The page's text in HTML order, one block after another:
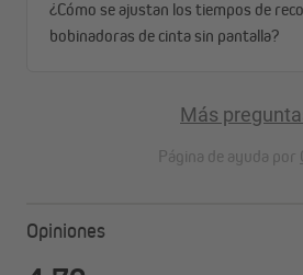
¿Cómo se ajustan los tiempos de
bobinadoras de cinta sin pantalla?
Más
Página de ayuda por
Opiniones